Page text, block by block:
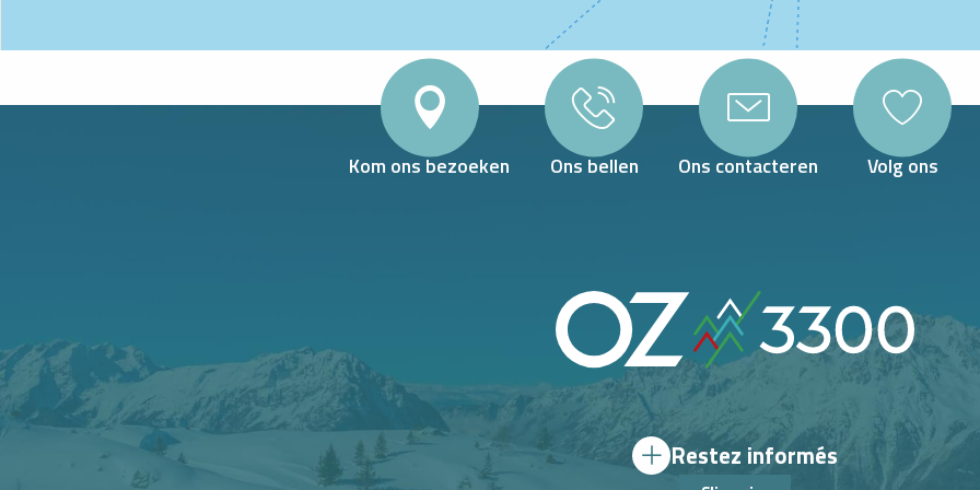
Kom ons bezoeken Ons bellen Ons contacteren Volg ons
Restez informés